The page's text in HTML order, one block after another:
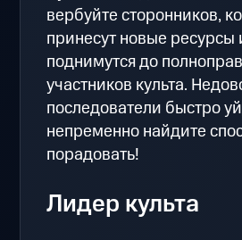
вербуйте сторонников,
принесут новые
поднимутся до
участников культа.
последователи быстро
непременно найдите
порадовать!
Лидер культа